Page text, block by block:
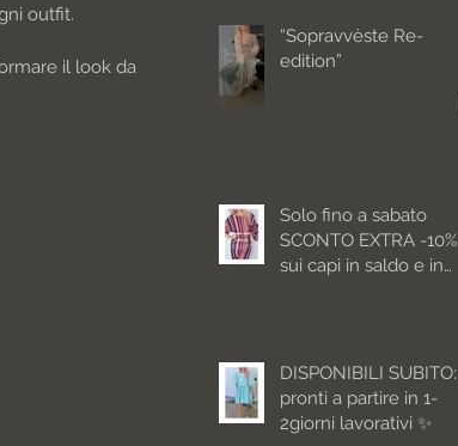
outfit.
il look da
“Sopravvèste Re-
edition”
Solo fino a sabato
SCONTO EXTRA -10%
sui capi in saldo e in
DISPONIBILI SUBITO:
pronti a partire in 1-
2giorni lavorativi ✨